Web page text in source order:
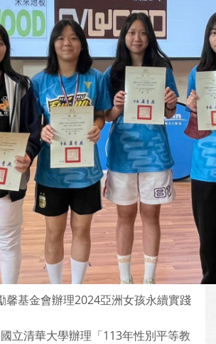
馨基金會辦理2024亞洲女孩永續實踐
立清華大學辦理「113年性別平等教